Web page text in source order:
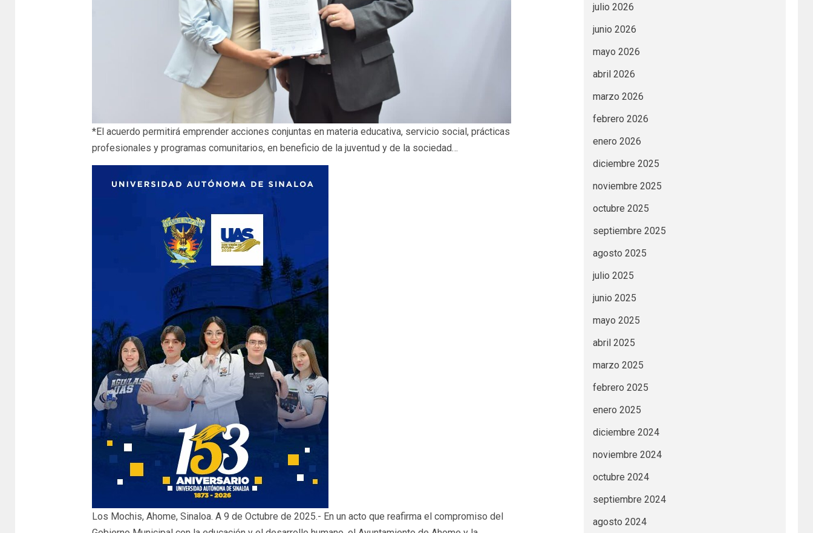
*El acuerdo permitirá emprender acciones conjuntas en materia educativa, servicio social, prácticas
profesionales y programas comunitarios, en beneficio de la juventud y de la sociedad…
Los Mochis, Ahome, Sinaloa. A 9 de Octubre de 2025.- En un acto que reafirma el compromiso del
julio 2026
junio 2026
mayo 2026
abril 2026
marzo 2026
febrero 2026
enero 2026
diciembre 2025
noviembre 2025
octubre 2025
septiembre 2025
agosto 2025
julio 2025
junio 2025
mayo 2025
abril 2025
marzo 2025
febrero 2025
enero 2025
diciembre 2024
noviembre 2024
octubre 2024
septiembre 2024
agosto 2024